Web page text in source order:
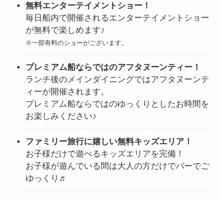
無料エンターテイメントショー！
毎日船内で開催されるエンターテイメントショー
が無料で楽しめます♪
※一部有料のショーがございます。
プレミアム船ならではのアフタヌーンティー！
ランチ後のメインダイニングではアフタヌーンテ
ィーが開催されます。
プレミアム船ならではのゆっくりとしたお時間を
お楽しみください♪
ファミリー旅行に嬉しい無料キッズエリア！
お子様だけで遊べるキッズエリアを完備！
お子様が遊んでいる間は大人の方だけでバーでご
ゆっくり♬